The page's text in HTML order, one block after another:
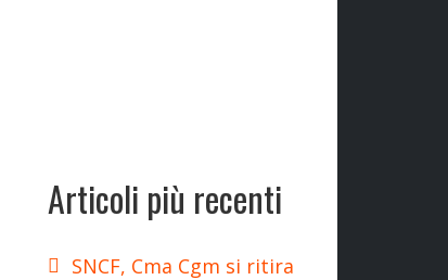
Articoli più recenti
SNCF, Cma Cgm si ritira